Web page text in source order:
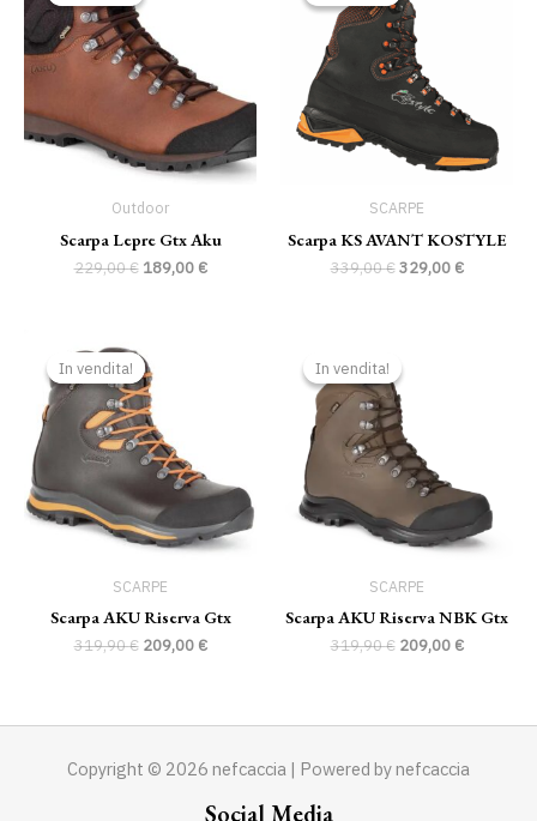
Outdoor
Scarpa Lepre Gtx Aku
229,00€
era:
229,00 €.
189,00 €
SCARPE
Scarpa KS AVANT KOSTYLE
339,00€
era:
339,00 €.
329,00 €
In vendita!
In vendita!
SCARPE
Scarpa AKU Riserva Gtx
319,90€
prezzo
originale
era:
319,90 €.
209,00 €
In vendita!
In vendita!
SCARPE
Scarpa AKU Riserva NBK Gtx
319,90€
originale
era:
319,90 €.
209,00 €
Copyright © 2026 nefcaccia | Powered by nefcaccia
Social Media